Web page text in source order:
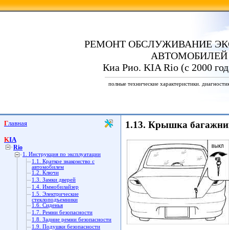
РЕМОНТ ОБСЛУЖИВАНИЕ
АВТОМОБИЛЕЙ
Киа Рио. KIA Rio (с 2000
полные технические характеристики.
Главная
KIA
Rio
1. Инструкция по эксплуатации
1.1. Краткое знакомство с
автомобилем
1.2. Ключи
1.3. Замки дверей
1.4. Иммобилайзер
1.5. Электрические
стеклоподъемники
1.6. Сиденья
1.7. Ремни безопасности
1.8. Задние ремни безопасности
1.9. Подушки безопасности
1.13. Крышка